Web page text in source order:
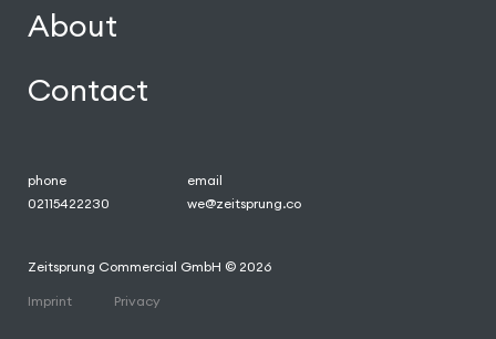
About
Contact
phone
02115422230
email
we@zeitsprung.co
Zeitsprung Commercial GmbH © 2026
Imprint Privacy